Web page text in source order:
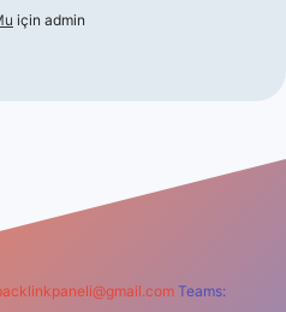
için admin
Teams: